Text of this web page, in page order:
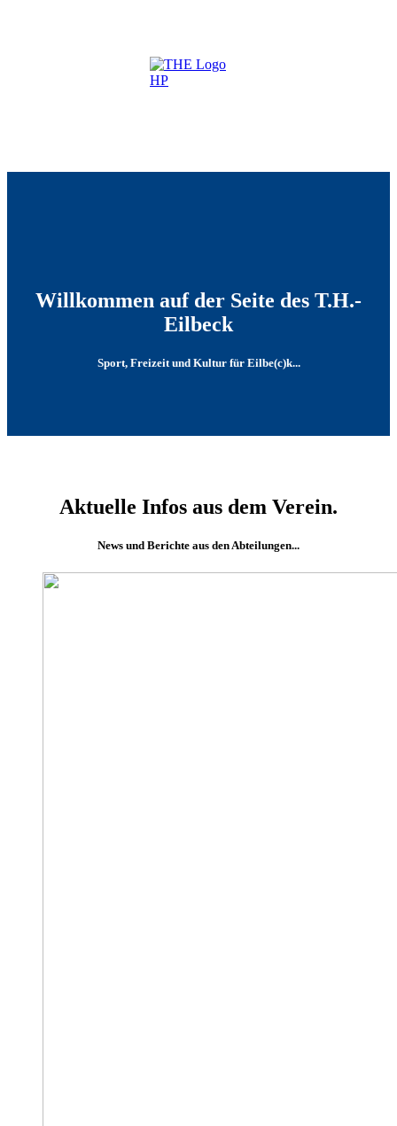
Willkommen auf der Seite des T.H.-
Eilbeck
Sport, Freizeit und Kultur für Eilbe(c)k...
Aktuelle Infos aus dem Verein.
News und Berichte aus den Abteilungen...